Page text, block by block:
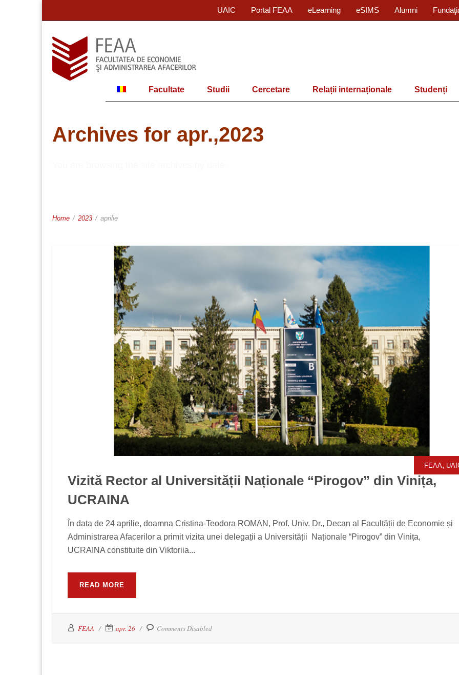
UAIC Portal FEAA eLearning eSIMS Alumni
Facultate Studii Cercetare Relații internaționale Studenți
Archives for apr.,2023
Home / 2023 / aprilie
FEAA,
Vizită Rector al Universității Naționale “Pirogov” din Vinița,
UCRAINA
În data de 24 aprilie, doamna Cristina-Teodora ROMAN, Prof. Univ. Dr., Decan al Facultății de Economie și
Administrarea Afacerilor a primit vizita unei delegații a Universității Naționale “Pirogov” din Vinița,
UCRAINA constituite din Viktoriia...
READ MORE
FEAA apr. 26 Comments Disabled